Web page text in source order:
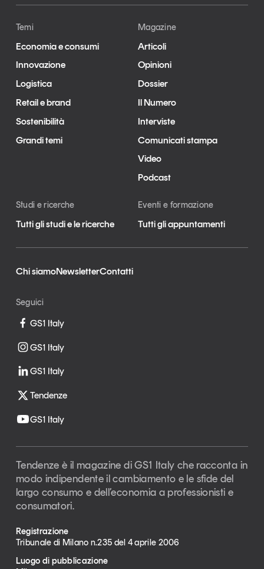
Temi
Economia e consumi
Innovazione
Logistica
Retail e brand
Sostenibilità
Grandi temi
Magazine
Articoli
Opinioni
Dossier
Il Numero
Interviste
Comunicati stampa
Video
Podcast
Studi e ricerche
Tutti gli studi e le ricerche
Eventi e formazione
Tutti gli appuntamenti
Chi siamoNewsletterContatti
Seguici
GS1 Italy
GS1 Italy
GS1 Italy
Tendenze
GS1 Italy
Tendenze è il magazine di GS1 Italy che racconta in
modo indipendente il cambiamento e le sfide del
largo consumo e dell’economia a professionisti e
consumatori.
Registrazione
Tribunale di Milano n.235 del 4 aprile 2006
Luogo di pubblicazione